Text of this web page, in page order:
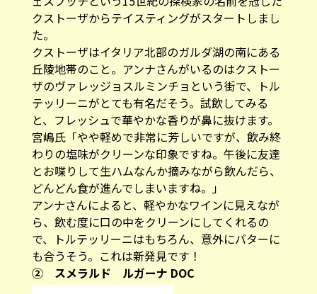
クストーザからテイスティングがスタートしまし
た。
クストーザはイタリア北部のガルダ湖の南にある
丘陵地帯のこと。アンナさんがいるのはクストー
ザのヴァレッジョスルミンチョという街で、トル
テッリーニがとても有名だそう。試飲してみる
と、フレッシュで華やかな香りが鼻に抜けます。
宮嶋氏「やや軽めで非常に芳しいですが、飲み終
わりの塩味がクリーンな印象ですね。午後に友達
とお喋りして生ハムなんか摘みながら飲んだら、
どんどん食が進んでしまいますね。」
アンナさんによると、軽やかなワインに見えなが
ら、飲む度に口の中をクリーンにしてくれるの
で、トルテッリーニはもちろん、意外にバターに
も合うそう。これは新発見です！
② スメラルド ルガーナ DOC